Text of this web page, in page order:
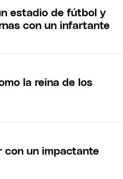
estadio de fútbol y
con un infartante
la reina de los
con un impactante